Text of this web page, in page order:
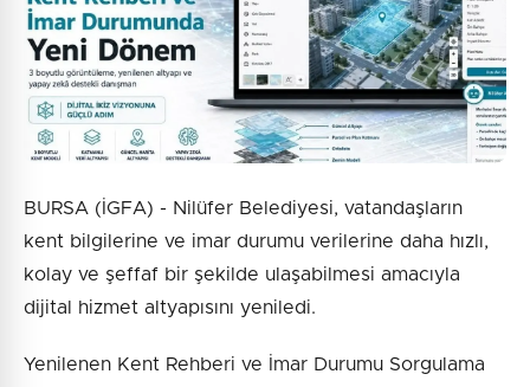
Gönder
BURSA (İGFA) - Nilüfer Belediyesi, vatandaşların
kent bilgilerine ve imar durumu verilerine daha hızlı,
kolay ve şeffaf bir şekilde ulaşabilmesi amacıyla
dijital hizmet altyapısını yeniledi.
Yenilenen Kent Rehberi ve İmar Durumu Sorgulama